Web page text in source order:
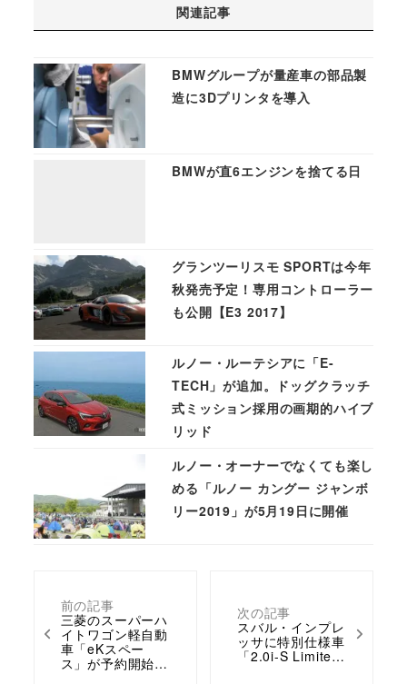
前の記事
三菱のスーパーハ
イトワゴン軽自動
車「eKスペー
ス」が予約開始…
次の記事
スバル・インプレ
ッサに特別仕様車
「2.0i-S Limite…
関連記事
BMWグループが量産車の部品製
造に3Dプリンタを導入
BMWが直6エンジンを捨てる日
グランツーリスモ SPORTは今年
秋発売予定！専用コントローラー
も公開【E3 2017】
ルノー・ルーテシアに「E-
TECH」が追加。ドッグクラッチ
式ミッション採用の画期的ハイブ
リッド
ルノー・オーナーでなくても楽し
める「ルノー カングー ジャンボ
リー2019」が5月19日に開催